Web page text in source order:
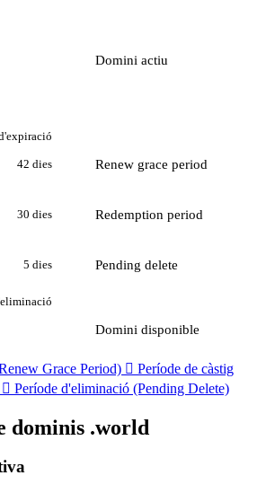
Domini actiu
42 dies Renew grace period
30 dies Redemption period
5 dies Pending delete
Domini disponible
Grace Period)  Període de càstig
 Període d'eliminació (Pending Delete)
dominis .world